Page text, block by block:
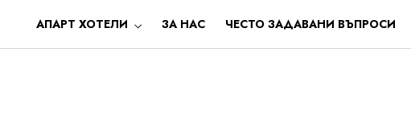
АПАРТ ХОТЕЛИ ЗА НАС ЧЕСТО ЗАДАВАНИ ВЪПРОСИ